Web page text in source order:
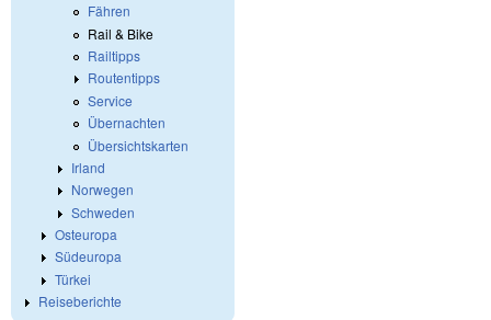
Fähren
Rail & Bike
Railtipps
Routentipps
Service
Übernachten
Übersichtskarten
Irland
Norwegen
Schweden
Osteuropa
Südeuropa
Türkei
Reiseberichte